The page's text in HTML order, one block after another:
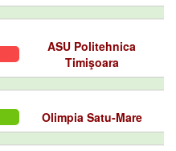
ASU Politehnica
Timişoara
Olimpia Satu-Mare